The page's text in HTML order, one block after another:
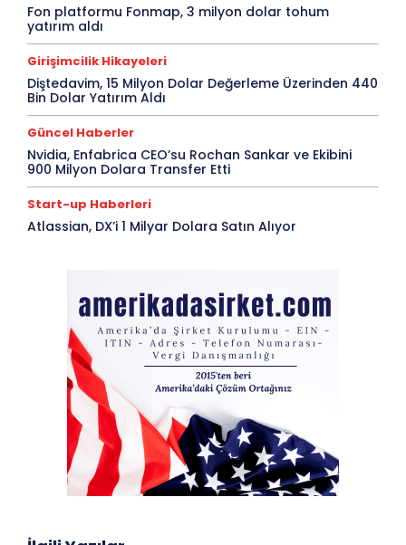
Fon platformu Fonmap, 3 milyon dolar tohum
yatırım aldı
Girişimcilik Hikayeleri
Diştedavim, 15 Milyon Dolar Değerleme Üzerinden 440
Bin Dolar Yatırım Aldı
Güncel Haberler
Nvidia, Enfabrica CEO’su Rochan Sankar ve Ekibini
900 Milyon Dolara Transfer Etti
Start-up Haberleri
Atlassian, DX’i 1 Milyar Dolara Satın Alıyor